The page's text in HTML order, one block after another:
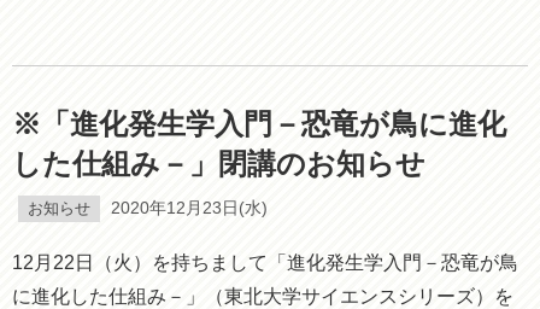
※「進化発生学入門－恐竜が鳥に進化
した仕組み－」閉講のお知らせ
お知らせ 2020年12月23日(水)
12月22日（火）を持ちまして「進化発生学入門－恐竜が鳥
に進化した仕組み－」（東北大学サイエンスシリーズ）を